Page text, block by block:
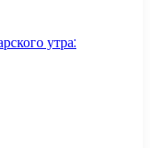
утра: